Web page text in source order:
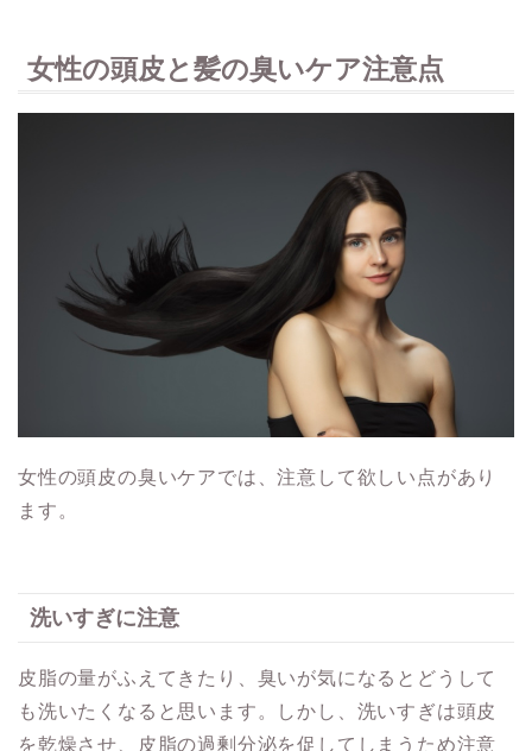
女性の頭皮と髪の臭いケア注意点
女性の頭皮の臭いケアでは、注意して欲しい点があり
ます。
洗いすぎに注意
皮脂の量がふえてきたり、臭いが気になるとどうして
も洗いたくなると思います。しかし、洗いすぎは頭皮
を乾燥させ、皮脂の過剰分泌を促してしまうため注意